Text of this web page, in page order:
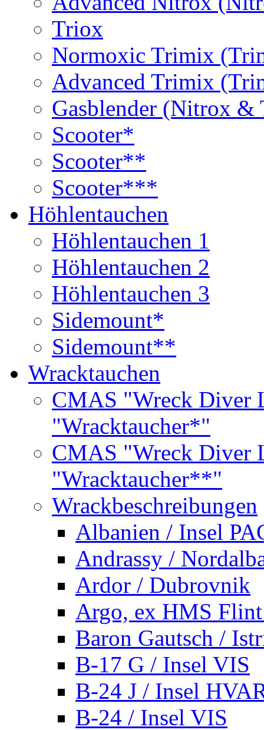
Triox
Normoxic Trimix
Advanced Trimix
Gasblender (Nitrox
Scooter*
Scooter**
Scooter***
Höhlentauchen
Höhlentauchen 1
Höhlentauchen 2
Höhlentauchen 3
Sidemount*
Sidemount**
Wracktauchen
CMAS "Wreck Diver
"Wracktaucher*"
CMAS "Wreck Diver
"Wracktaucher**"
Wrackbeschreibungen
Albanien / Insel
Andrassy /
Ardor / Dubrovnik
Argo, ex HMS
Baron Gautsch /
B-17 G / Insel VIS
B-24 J / Insel
B-24 / Insel VIS